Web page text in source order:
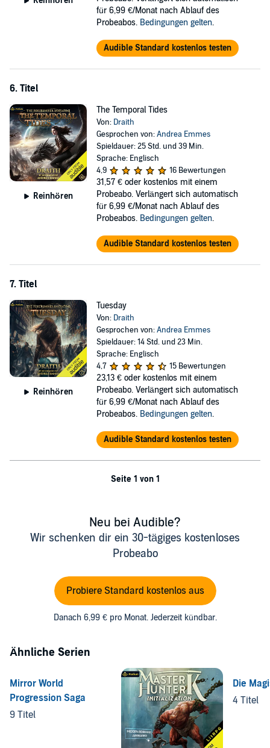
für 6,99 €/Monat nach Ablauf des
Probeabos. Bedingungen gelten.
Audible Standard kostenlos testen
6. Titel
Reinhören
The Temporal Tides
Von: Draith
Gesprochen von:Andrea Emmes
Spieldauer: 25 Std. und 39 Min.
Sprache: Englisch
4,9
16 Bewertungen
31,57 € oder kostenlos mit einem
Probeabo. Verlängert sich automatisch
für 6,99 €/Monat nach Ablauf des
Probeabos. Bedingungen gelten.
Audible Standard kostenlos testen
7. Titel
Reinhören
Tuesday
Von: Draith
Gesprochen von:Andrea Emmes
Spieldauer: 14 Std. und 23 Min.
Sprache: Englisch
4,7
15 Bewertungen
23,13 € oder kostenlos mit einem
Probeabo. Verlängert sich automatisch
für 6,99 €/Monat nach Ablauf des
Probeabos. Bedingungen gelten.
Audible Standard kostenlos testen
Seite 1 von 1
Neu bei Audible?
Wir schenken dir ein 30-tägiges kostenloses
Probeabo
Probiere Standard kostenlos aus
Danach 6,99 € pro Monat. Jederzeit kündbar.
Ähnliche Serien
Mirror World
Progression Saga
9 Titel
Die
4 Titel